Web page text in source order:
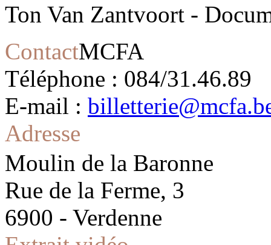
Ton Van Zantvoort -
ContactMCFA
Téléphone : 084/31.46.89
E-mail :
Adresse
Moulin de la Baronne
Rue de la Ferme, 3
6900 - Verdenne